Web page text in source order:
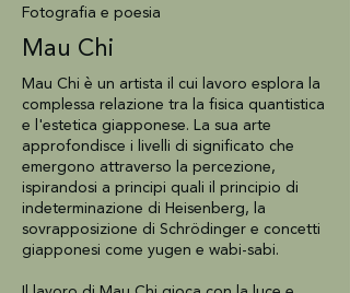
Fotografia e poesia
Mau Chi
Mau Chi è un artista il cui lavoro esplora la
complessa relazione tra la fisica quantistica
e l'estetica giapponese. La sua arte
approfondisce i livelli di significato che
emergono attraverso la percezione,
ispirandosi a principi quali il principio di
indeterminazione di Heisenberg, la
sovrapposizione di Schrödinger e concetti
giapponesi come yugen e wabi-sabi.